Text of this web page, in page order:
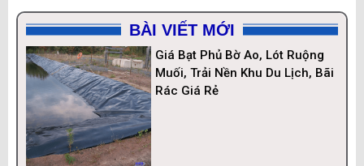
BÀI VIẾT MỚI
Giá Bạt Phủ Bờ Ao, Lót Ruộng
Muối, Trải Nền Khu Du Lịch, Bãi
Rác Giá Rẻ